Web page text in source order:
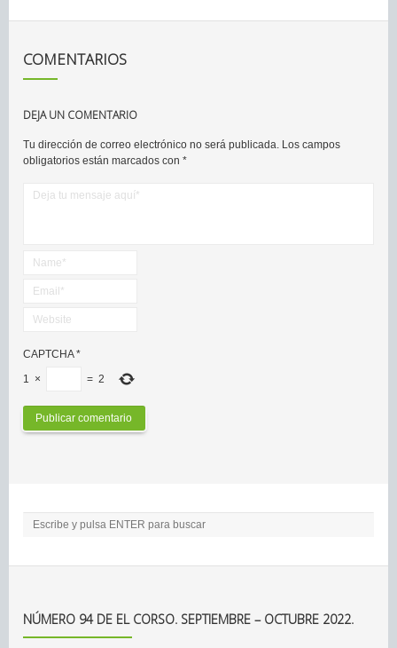
COMENTARIOS
DEJA UN COMENTARIO
Tu dirección de correo electrónico no será publicada. Los campos
obligatorios están marcados con *
CAPTCHA*
1 × = 2
NÚMERO 94 DE EL CORSO. SEPTIEMBRE – OCTUBRE 2022.